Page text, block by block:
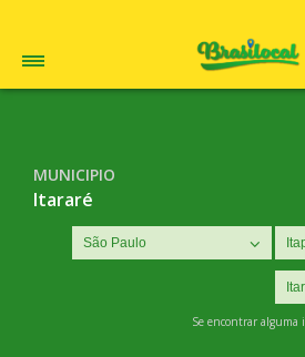
MUNICIPIO
Itararé
Se encontrar alguma